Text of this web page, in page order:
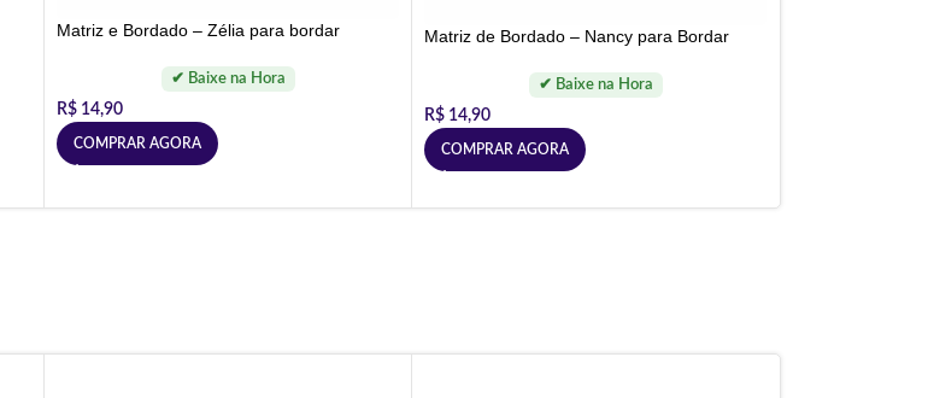
Matriz e Bordado – Zélia para bordar
R$ 14,90
COMPRAR AGORA
Matriz de Bordado – Nancy para Bordar
R$ 14,90
COMPRAR AGORA